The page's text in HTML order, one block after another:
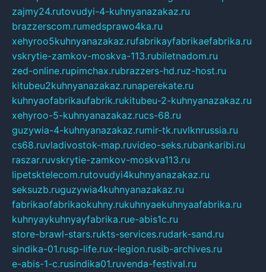
zajmy24.rutovudyi-4-kuhnyanazakaz.ru
brazzerscom.rumedsprawo4ka.ru
xehyroo5kuhnyanazakaz.rufabrikayfabrikaefabrika.ru
vskrytie-zamkov-moskva-113.rubiletnadom.ru
zed-online.rupimchax.rubrazzers-hd.ruz-host.ru
kitubeu2kuhnyanazakaz.runaperekate.ru
kuhnyaofabrikaufabrik.rukitubeu-2-kuhnyanazakaz.ru
xehyroo-5-kuhnyanazakaz.rucs-68.ru
guzywia-4-kuhnyanazakaz.rumir-tk.ruvlknrussia.ru
cs68.ruvladivostok-map.ruvideo-seks.rubankaribi.ru
raszar.ruvskrytie-zamkov-moskva113.ru
lipetsktelecom.rutovudyi4kuhnyanazakaz.ru
seksuzb.ruguzywia4kuhnyanazakaz.ru
fabrikaofabrikaokuhny.rukuhnyaekuhnyaafabrika.ru
kuhnyaykuhnyayfabrika.rue-abis1c.ru
store-brawl-stars.rukts-services.rudark-sand.ru
sindika-01.rusp-life.rux-legion.rusib-archives.ru
e-abis-1-c.rusindika01.ruvenda-festival.ru